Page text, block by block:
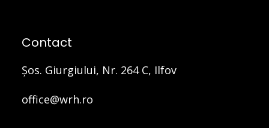
Contact
Şos. Giurgiului, Nr. 264 C, Ilfov
office@wrh.ro